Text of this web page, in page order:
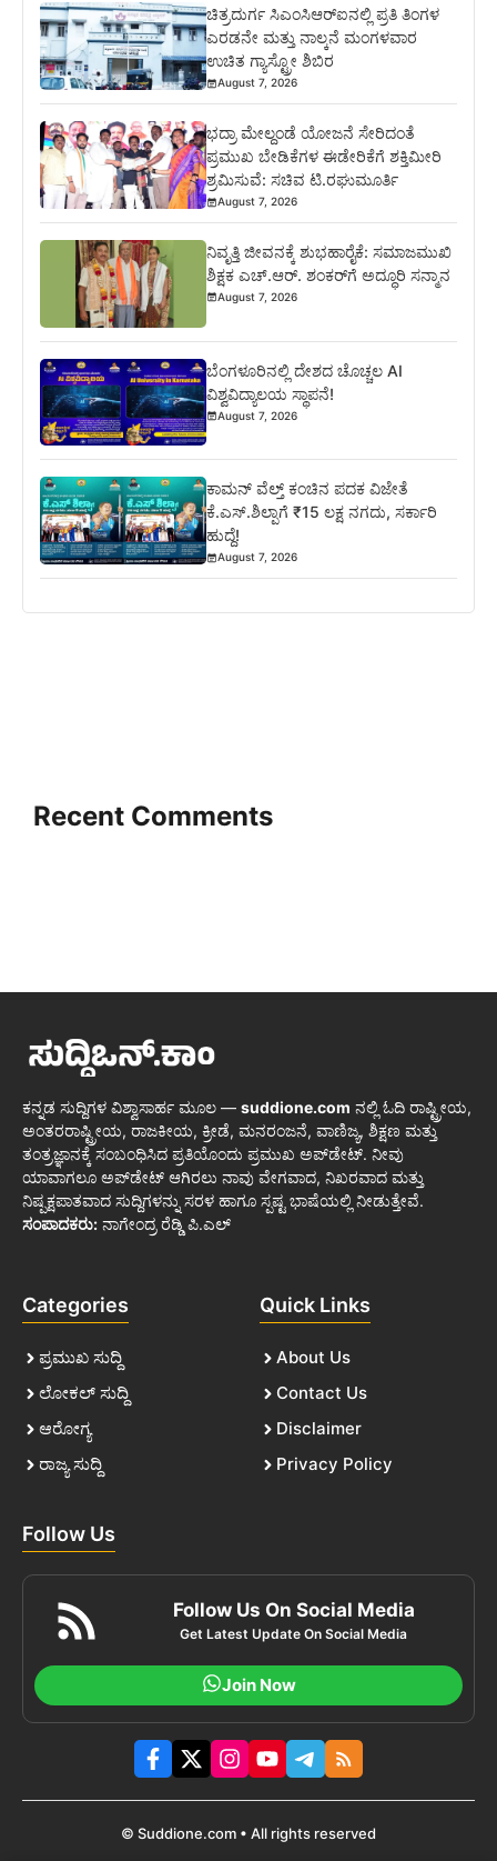
ಚಿತ್ರದುರ್ಗ ಸಿಎಂಸಿಆರ್‍ಐನಲ್ಲಿ ಪ್ರತಿ ತಿಂಗಳ
ಎರಡನೇ ಮತ್ತು ನಾಲ್ಕನೆ ಮಂಗಳವಾರ
ಉಚಿತ ಗ್ಯಾಸ್ಟ್ರೋ ಶಿಬಿರ
August 7, 2026
ಭದ್ರಾ ಮೇಲ್ದಂಡೆ ಯೋಜನೆ ಸೇರಿದಂತೆ
ಪ್ರಮುಖ ಬೇಡಿಕೆಗಳ ಈಡೇರಿಕೆಗೆ ಶಕ್ತಿಮೀರಿ
ಶ್ರಮಿಸುವೆ: ಸಚಿವ ಟಿ.ರಘುಮೂರ್ತಿ
August 7, 2026
ನಿವೃತ್ತಿ ಜೀವನಕ್ಕೆ ಶುಭಹಾರೈಕೆ: ಸಮಾಜಮುಖಿ
ಶಿಕ್ಷಕ ಎಚ್.ಆರ್. ಶಂಕರ್‌ಗೆ ಅದ್ಧೂರಿ ಸನ್ಮಾನ
August 7, 2026
ಬೆಂಗಳೂರಿನಲ್ಲಿ ದೇಶದ ಚೊಚ್ಚಲ AI
ವಿಶ್ವವಿದ್ಯಾಲಯ ಸ್ಥಾಪನೆ!
August 7, 2026
ಕಾಮನ್ ವೆಲ್ತ್ ಕಂಚಿನ ಪದಕ ವಿಜೇತೆ
ಕೆ.ಎಸ್.ಶಿಲ್ಪಾಗೆ ₹15 ಲಕ್ಷ ನಗದು, ಸರ್ಕಾರಿ
ಹುದ್ದೆ!
August 7, 2026
Recent Comments
ಕನ್ನಡ ಸುದ್ದಿಗಳ ವಿಶ್ವಾಸಾರ್ಹ ಮೂಲ — suddione.com ನಲ್ಲಿ ಓದಿ ರಾಷ್ಟ್ರೀಯ,
ಅಂತರರಾಷ್ಟ್ರೀಯ, ರಾಜಕೀಯ, ಕ್ರೀಡೆ, ಮನರಂಜನೆ, ವಾಣಿಜ್ಯ, ಶಿಕ್ಷಣ ಮತ್ತು
ತಂತ್ರಜ್ಞಾನಕ್ಕೆ ಸಂಬಂಧಿಸಿದ ಪ್ರತಿಯೊಂದು ಪ್ರಮುಖ ಅಪ್‌ಡೇಟ್. ನೀವು
ಯಾವಾಗಲೂ ಅಪ್‌ಡೇಟ್ ಆಗಿರಲು ನಾವು ವೇಗವಾದ, ನಿಖರವಾದ ಮತ್ತು
ನಿಷ್ಪಕ್ಷಪಾತವಾದ ಸುದ್ದಿಗಳನ್ನು ಸರಳ ಹಾಗೂ ಸ್ಪಷ್ಟ ಭಾಷೆಯಲ್ಲಿ ನೀಡುತ್ತೇವೆ.
ಸಂಪಾದಕರು: ನಾಗೇಂದ್ರ ರೆಡ್ಡಿ ಪಿ.ಎಲ್
Categories
ಪ್ರಮುಖ ಸುದ್ದಿ
ಲೋಕಲ್ ಸುದ್ದಿ
ಆರೋಗ್ಯ
ರಾಜ್ಯ ಸುದ್ದಿ
Quick Links
About Us
Contact Us
Disclaimer
Privacy Policy
Follow Us
Follow Us On Social Media
Get Latest Update On Social Media
Join Now
© Suddione.com • All rights reserved